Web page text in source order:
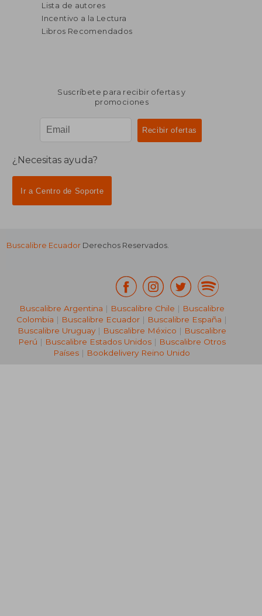
45%
dcto.
$ 108.19
$ 59.50
Lista de autores
Incentivo a la Lectura
Libros Recomendados
Suscríbete para recibir ofertas y
promociones
¿Necesitas ayuda?
Ir a Centro de Soporte
Buscalibre Ecuador Derechos Reservados.
Buscalibre Argentina | Buscalibre Chile | Buscalibre
Colombia | Buscalibre Ecuador | Buscalibre España |
Buscalibre Uruguay| Buscalibre México | Buscalibre
Perú | Buscalibre Estados Unidos| Buscalibre Otros
Países | Bookdelivery Reino Unido